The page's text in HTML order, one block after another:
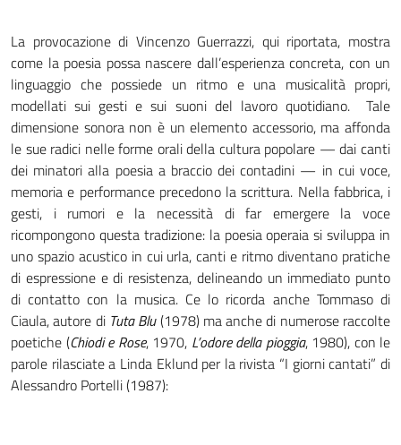
La provocazione di Vincenzo Guerrazzi, qui riportata, mostra
come la poesia possa nascere dall’esperienza concreta, con un
linguaggio che possiede un ritmo e una musicalità propri,
modellati sui gesti e sui suoni del lavoro quotidiano. Tale
dimensione sonora non è un elemento accessorio, ma affonda
le sue radici nelle forme orali della cultura popolare — dai canti
dei minatori alla poesia a braccio dei contadini — in cui voce,
memoria e performance precedono la scrittura. Nella fabbrica, i
gesti, i rumori e la necessità di far emergere la voce
ricompongono questa tradizione: la poesia operaia si sviluppa in
uno spazio acustico in cui urla, canti e ritmo diventano pratiche
di espressione e di resistenza, delineando un immediato punto
di contatto con la musica. Ce lo ricorda anche Tommaso di
Ciaula, autore di Tuta Blu(1978) ma anche di numerose raccolte
poetiche (Chiodi e Rose, 1970, L’odore della pioggia, 1980), con le
parole rilasciate a Linda Eklund per la rivista “I giorni cantati” di
Alessandro Portelli (1987):